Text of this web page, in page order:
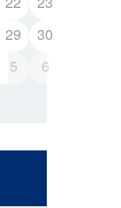
29
30
5 6